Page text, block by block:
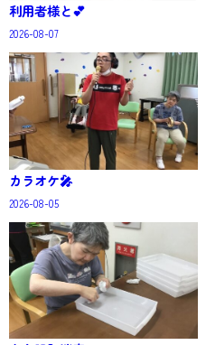
利用者様と💕
2026-08-07
カラオケ🎤
2026-08-05